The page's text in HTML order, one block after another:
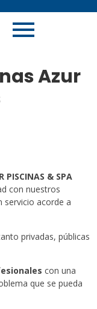
Azur
PISCINAS & SPA
con nuestros
servicio acorde a
privadas, públicas
con una
que se pueda